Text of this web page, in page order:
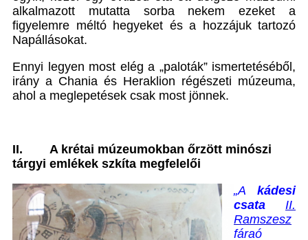
alkalmazott mutatta sorba nekem ezeket a
figyelemre méltó hegyeket és a hozzájuk tartozó
Napállásokat.
Ennyi legyen most elég a „paloták” ismertetéséből,
irány a Chania és Heraklion régészeti múzeuma,
ahol a meglepetések csak most jönnek.
II. A krétai múzeumokban őrzött minószi
tárgyi emlékek szkíta megfelelői
„A kádesi
csata
II.
Ramszesz
fáraó